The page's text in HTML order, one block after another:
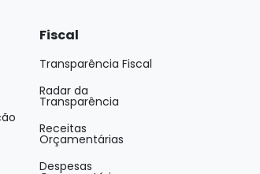
Fiscal
Transparência Fiscal
Radar da
Transparência
Receitas
Orçamentárias
Despesas